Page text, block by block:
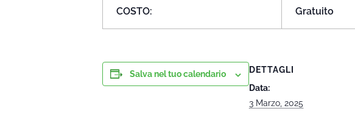
COSTO: Gratuito
Salva nel tuo calendario
DETTAGLI
Data:
3 Marzo, 2025